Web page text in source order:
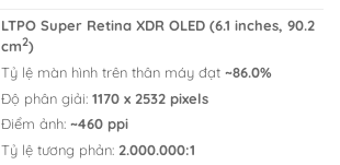
LTPO Super Retina XDR OLED (6.1 inches, 90.2
cm2)
Tỷ lệ màn hình trên thân máy đạt~86.0%
Độ phân giải:1170 x 2532 pixels
Điểm ảnh:~460 ppi
Tỷ lệ tương phản:2.000.000:1